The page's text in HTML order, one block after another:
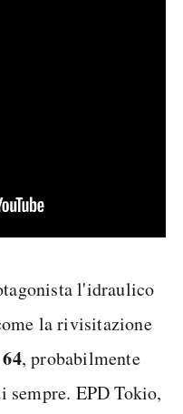
l'idraulico
la rivisitazione
, probabilmente
EPD Tokio,